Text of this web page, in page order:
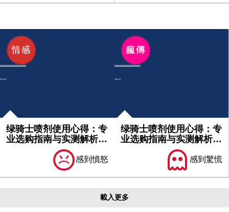
绿骑士喷剂使用心得：专
业选购指南与实测解析｜
感到憤怒
绿骑士喷剂使用心得：专
业选购指南与实测解析｜
感到驚慌
載入更多